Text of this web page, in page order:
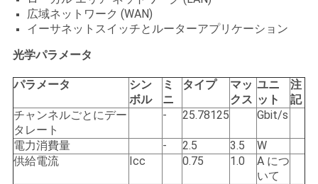
要
求
し
な
さ
い
広域ネットワーク (WAN)
イーサネットスイッチとルーターアプリケーション
光学パラメータ
パラメータ
シン
ボル
ミ
ニ
タイプ
マッ
クス
ユニ
ット
注
記
チャンネルごとにデー
タレート
- 25.78125 Gbit/s
電力消費量 - 2.5 3.5
W
供給電流
Icc 0.75 1.0
A につ
いて